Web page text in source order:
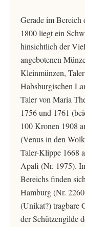
Gerade im Bereich
1800 liegt ein
hinsichtlich der
angebotenen
Kleinmünzen,
Habsburgischen
Taler von Maria
1756 und 1761
100 Kronen 1908
(Venus in den
Taler-Klippe 1668
Apafi (Nr. 1975).
Bereichs finden
Hamburg (Nr.
(Unikat?) tragbare
der Schützengilde